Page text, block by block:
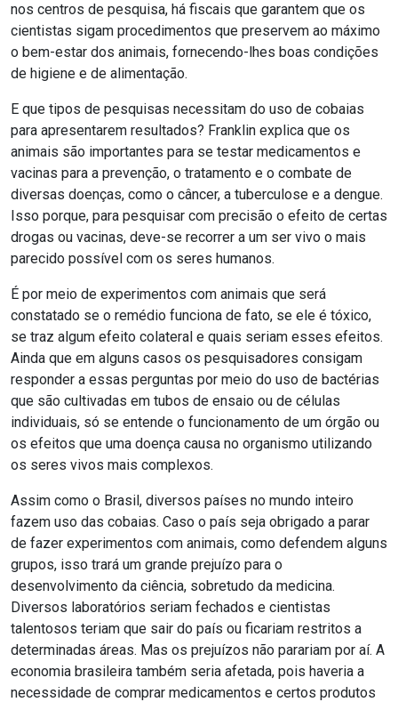
nos centros de pesquisa, há fiscais que garantem que os
cientistas sigam procedimentos que preservem ao máximo
o bem-estar dos animais, fornecendo-lhes boas condições
de higiene e de alimentação.
E que tipos de pesquisas necessitam do uso de cobaias
para apresentarem resultados? Franklin explica que os
animais são importantes para se testar medicamentos e
vacinas para a prevenção, o tratamento e o combate de
diversas doenças, como o câncer, a tuberculose e a dengue.
Isso porque, para pesquisar com precisão o efeito de certas
drogas ou vacinas, deve-se recorrer a um ser vivo o mais
parecido possível com os seres humanos.
É por meio de experimentos com animais que será
constatado se o remédio funciona de fato, se ele é tóxico,
se traz algum efeito colateral e quais seriam esses efeitos.
Ainda que em alguns casos os pesquisadores consigam
responder a essas perguntas por meio do uso de bactérias
que são cultivadas em tubos de ensaio ou de células
individuais, só se entende o funcionamento de um órgão ou
os efeitos que uma doença causa no organismo utilizando
os seres vivos mais complexos.
Assim como o Brasil, diversos países no mundo inteiro
fazem uso das cobaias. Caso o país seja obrigado a parar
de fazer experimentos com animais, como defendem alguns
grupos, isso trará um grande prejuízo para o
desenvolvimento da ciência, sobretudo da medicina.
Diversos laboratórios seriam fechados e cientistas
talentosos teriam que sair do país ou ficariam restritos a
determinadas áreas. Mas os prejuízos não parariam por aí. A
economia brasileira também seria afetada, pois haveria a
necessidade de comprar medicamentos e certos produtos